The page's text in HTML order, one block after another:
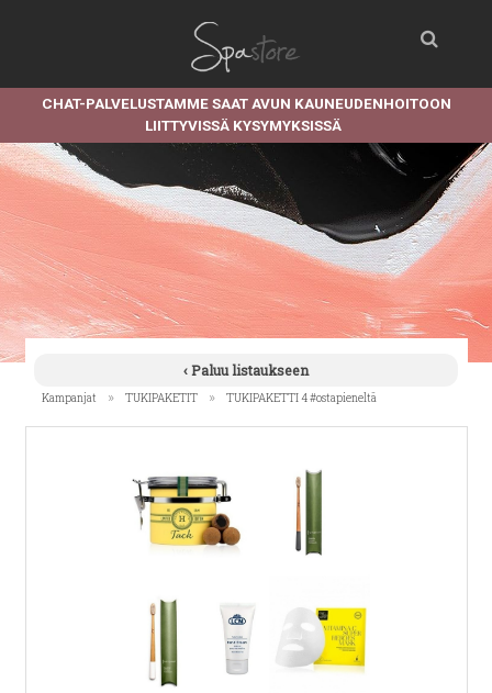
CHAT-PALVELUSTAMME SAAT AVUN KAUNEUDENHOITOON
LIITTYVISSÄ KYSYMYKSISSÄ
‹ Paluu listaukseen
Kampanjat » TUKIPAKETIT » TUKIPAKETTI 4 #ostapieneltä